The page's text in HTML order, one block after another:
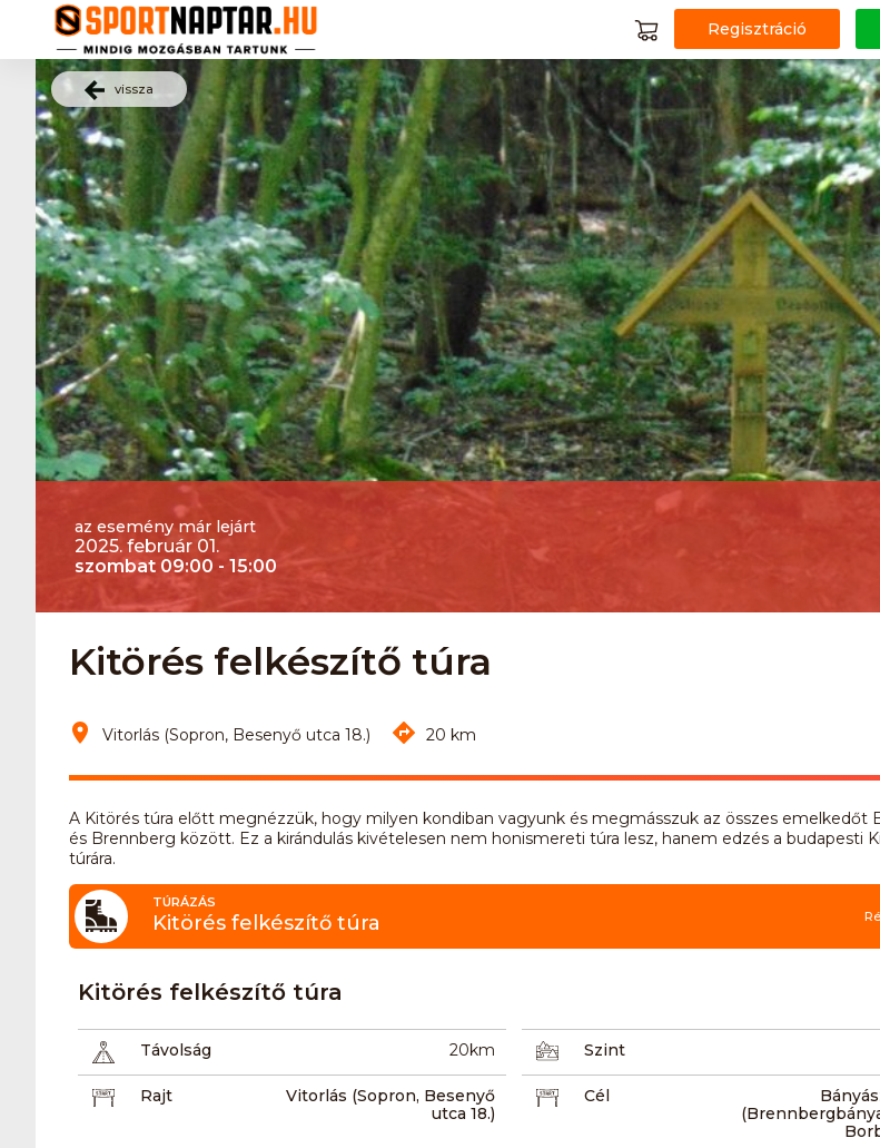
Regisztráció
vissza
az esemény már lejárt
2025. február 01.
szombat 09:00 - 15:00
Kitörés felkészítő túra
Vitorlás (Sopron, Besenyő utca 18.) 20 km
A Kitörés túra előtt megnézzük, hogy milyen kondiban vagyunk és megmásszuk az összes emelkedőt
és Brennberg között. Ez a kirándulás kivételesen nem honismereti túra lesz, hanem edzés a budapesti
túrára.
TÚRÁZÁS
Kitörés felkészítő túra
Kitörés felkészítő túra
Távolság 20km Szint
Rajt
Vitorlás (Sopron, Besenyő
utca 18.)
Cél